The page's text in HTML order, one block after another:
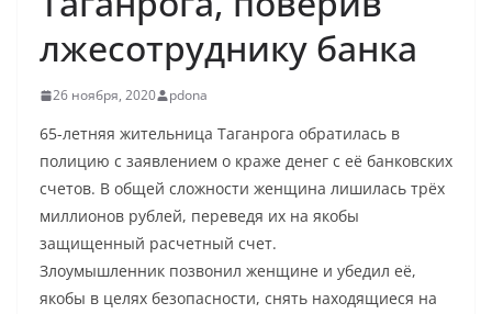
лжесотруднику банка
26 ноября, 2020 pdona
65-летняя жительница Таганрога обратилась в
полицию с заявлением о краже денег с её банковских
счетов. В общей сложности женщина лишилась трёх
миллионов рублей, переведя их на якобы
защищенный расчетный счет.
Злоумышленник позвонил женщине и убедил её,
якобы в целях безопасности, снять находящиеся на